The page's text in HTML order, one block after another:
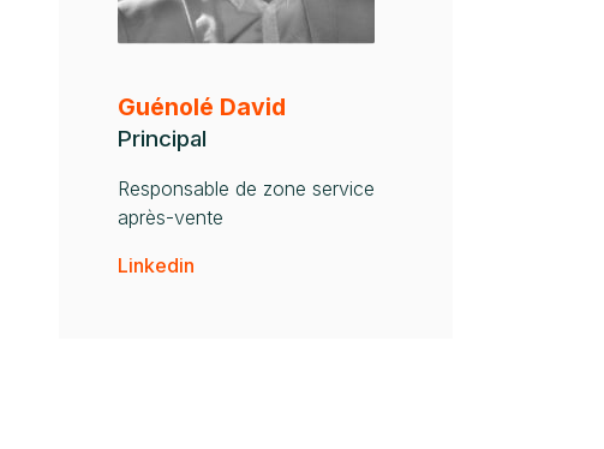
Guénolé David
Principal
Responsable de zone service
après-vente
Linkedin